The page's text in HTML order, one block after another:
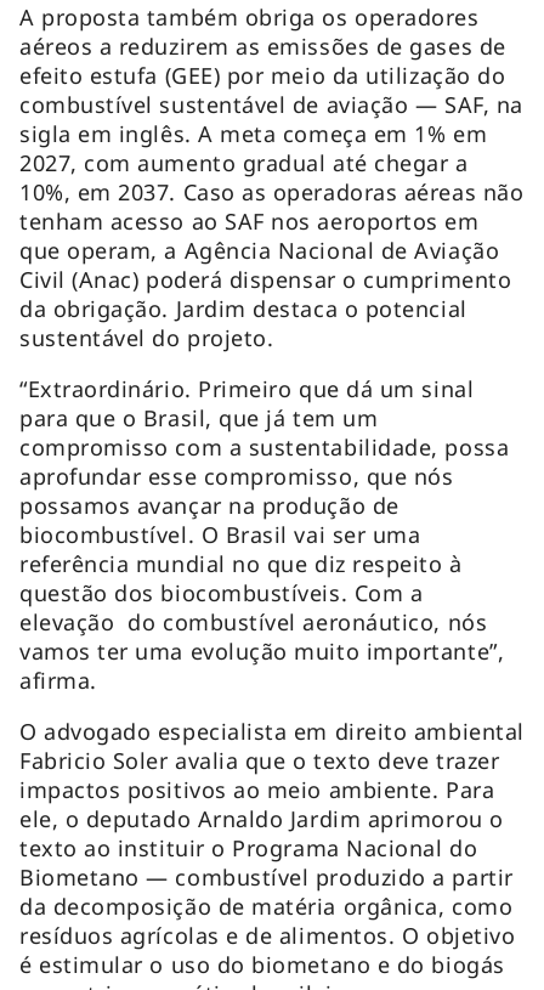
A proposta também obriga os operadores
aéreos a reduzirem as emissões de gases de
efeito estufa (GEE) por meio da utilização do
combustível sustentável de aviação — SAF, na
sigla em inglês. A meta começa em 1% em
2027, com aumento gradual até chegar a
10%, em 2037. Caso as operadoras aéreas não
tenham acesso ao SAF nos aeroportos em
que operam, a Agência Nacional de Aviação
Civil (Anac) poderá dispensar o cumprimento
da obrigação. Jardim destaca o potencial
sustentável do projeto.
“Extraordinário. Primeiro que dá um sinal
para que o Brasil, que já tem um
compromisso com a sustentabilidade, possa
aprofundar esse compromisso, que nós
possamos avançar na produção de
biocombustível. O Brasil vai ser uma
referência mundial no que diz respeito à
questão dos biocombustíveis. Com a
elevação do combustível aeronáutico, nós
vamos ter uma evolução muito importante”,
afirma.
O advogado especialista em direito ambiental
Fabricio Soler avalia que o texto deve trazer
impactos positivos ao meio ambiente. Para
ele, o deputado Arnaldo Jardim aprimorou o
texto ao instituir o Programa Nacional do
Biometano — combustível produzido a partir
da decomposição de matéria orgânica, como
resíduos agrícolas e de alimentos. O objetivo
é estimular o uso do biometano e do biogás